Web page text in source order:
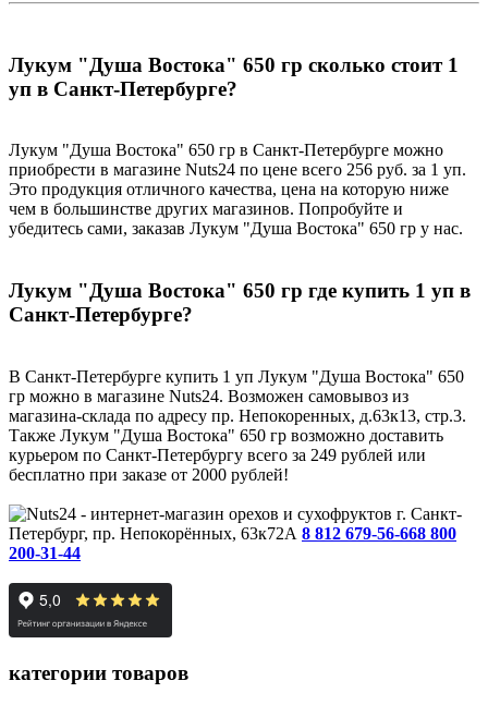
Лукум "Душа Востока" 650 гр сколько стоит 1
уп в Санкт-Петербурге?
Лукум "Душа Востока" 650 гр в Санкт-Петербурге можно
приобрести в магазине Nuts24 по цене всего 256 руб. за 1 уп.
Это продукция отличного качества, цена на которую ниже
чем в большинстве других магазинов. Попробуйте и
убедитесь сами, заказав Лукум "Душа Востока" 650 гр у нас.
Лукум "Душа Востока" 650 гр где купить 1 уп в
Санкт-Петербурге?
В Санкт-Петербурге купить 1 уп Лукум "Душа Востока" 650
гр можно в магазине Nuts24. Возможен самовывоз из
магазина-склада по адресу пр. Непокоренных, д.63к13, стр.3.
Также Лукум "Душа Востока" 650 гр возможно доставить
курьером по Санкт-Петербургу всего за 249 рублей или
бесплатно при заказе от 2000 рублей!
г. Санкт-
Петербург, пр. Непокорённых, 63к72А 8 812 679-56-668 800
200-31-44
категории товаров